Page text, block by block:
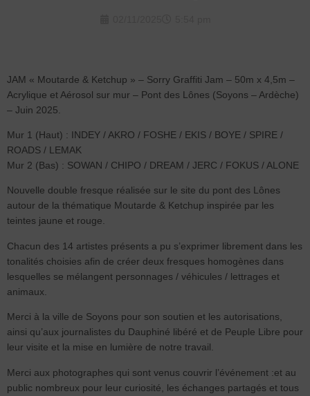
JAM « Moutarde & Ketchup » – Sorry Graffiti Jam – 50m x 4,5m –
Acrylique et Aérosol sur mur – Pont des Lônes (Soyons – Ardèche)
– Juin 2025.
Mur 1 (Haut) : INDEY / AKRO / FOSHE / EKIS / BOYE / SPIRE /
ROADS / LEMAK
Mur 2 (Bas) : SOWAN / CHIPO / DREAM / JERC / FOKUS / ALONE
Nouvelle double fresque réalisée sur le site du pont des Lônes
autour de la thématique Moutarde & Ketchup inspirée par les
teintes jaune et rouge.
Chacun des 14 artistes présents a pu s’exprimer librement dans les
tonalités choisies afin de créer deux fresques homogènes dans
lesquelles se mélangent personnages / véhicules / lettrages et
animaux.
Merci à la ville de Soyons pour son soutien et les autorisations,
ainsi qu’aux journalistes du Dauphiné libéré et de Peuple Libre pour
leur visite et la mise en lumière de notre travail.
Merci aux photographes qui sont venus couvrir l’événement :et au
public nombreux pour leur curiosité, les échanges partagés et tous